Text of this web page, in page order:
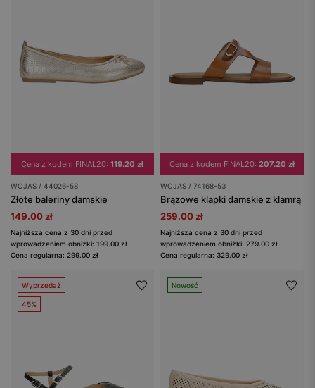
Cena z kodem FINAL20: 119.20 zł
WOJAS / 44026-58
Złote baleriny damskie
149.00 zł
Najniższa cena z 30 dni przed
wprowadzeniem obniżki: 199.00 zł
Cena regularna: 299.00 zł
Cena z kodem FINAL20: 207.20 zł
WOJAS / 74168-53
Brązowe klapki damskie z klamrą
259.00 zł
Najniższa cena z 30 dni przed
wprowadzeniem obniżki: 279.00 zł
Cena regularna: 329.00 zł
Wyprzedaż
45%
Nowość